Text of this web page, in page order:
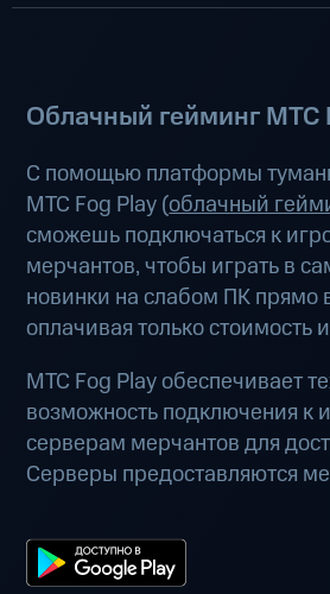
Облачный гейминг МТС
С помощью платформы
МТС Fog Play (облачный
сможешь подключаться к
мерчантов, чтобы играть в
новинки на слабом ПК прямо
оплачивая только стоимость
МТС Fog Play обеспечивает
возможность подключения к
серверам мерчантов для
Серверы предоставляются